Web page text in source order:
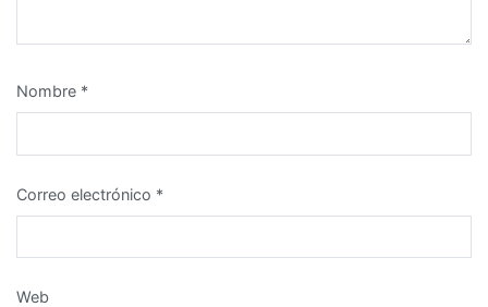
Nombre *
Correo electrónico *
Web